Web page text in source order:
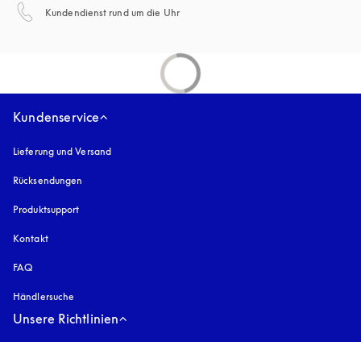
Kundendienst rund um die Uhr
Kundenservice
Lieferung und Versand
Rücksendungen
Produktsupport
Kontakt
FAQ
Händlersuche
Unsere Richtlinien